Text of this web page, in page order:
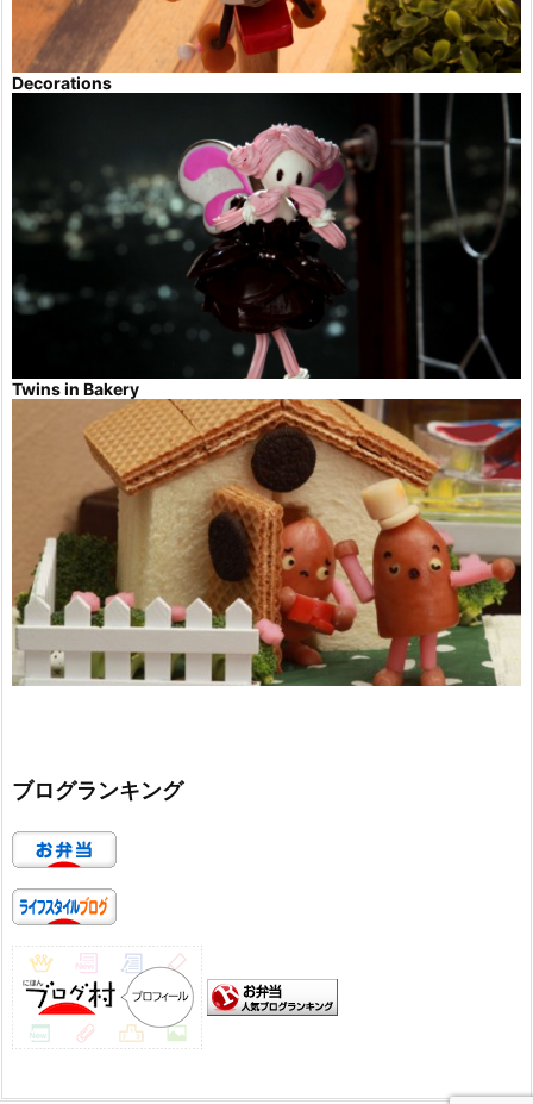
Decorations
Twins in Bakery
ブログランキング